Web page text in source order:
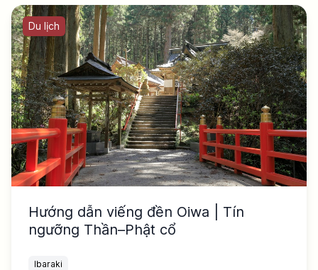
Du lịch
Hướng dẫn viếng đền Oiwa | Tín
ngưỡng Thần–Phật cổ
Ibaraki